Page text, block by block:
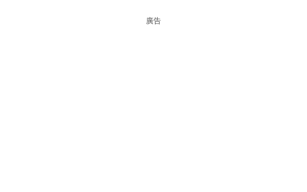
廣告